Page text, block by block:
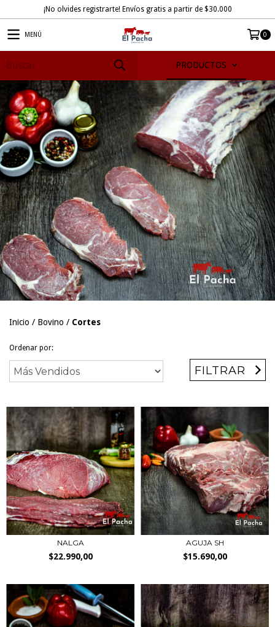
¡No olvides registrarte! Envíos gratis a partir de $30.000
MENÚ 0
PRODUCTOS
Inicio / Bovino / Cortes
Ordenar por:
FILTRAR
NALGA
$22.990,00
AGUJA SH
$15.690,00